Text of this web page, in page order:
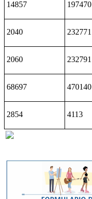
14857 197470
2040 232771
2060 232791
68697 470140
2854 4113